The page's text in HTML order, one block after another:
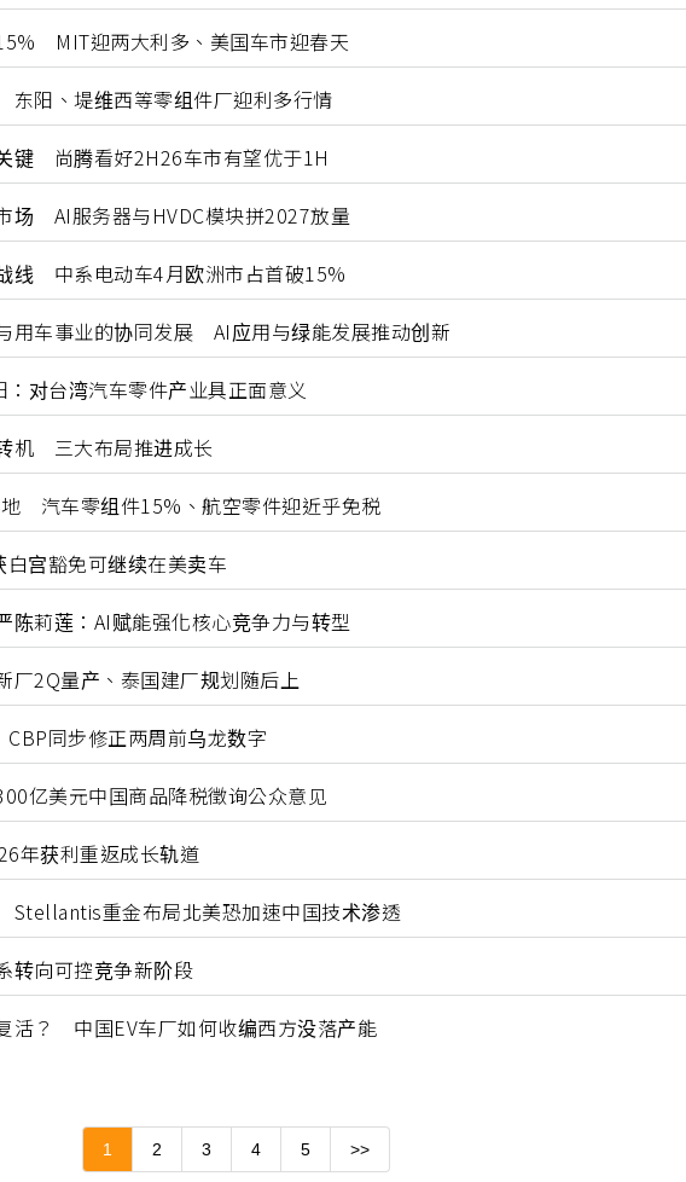
MIT迎两大利多、美国车市迎春天
阳、堤维西等零组件厂迎利多行情
键 尚腾看好2H26车市有望优于1H
场 AI服务器与HVDC模块拼2027放量
线 中系电动车4月欧洲市占首破15%
用车事业的协同发展 AI应用与绿能发展推动创新
对台湾汽车零件产业具正面意义
机 三大布局推进成长
汽车零组件15%、航空零件迎近乎免税
宫豁免可继续在美卖车
莉莲：AI赋能强化核心竞争力与转型
2Q量产、泰国建厂规划随后上
同步修正两周前乌龙数字
亿美元中国商品降税徵询公众意见
年获利重返成长轨道
重金布局北美恐加速中国技术渗透
向可控竞争新阶段
活？ 中国EV车厂如何收编西方没落产能
1 2 3 4 5 >>